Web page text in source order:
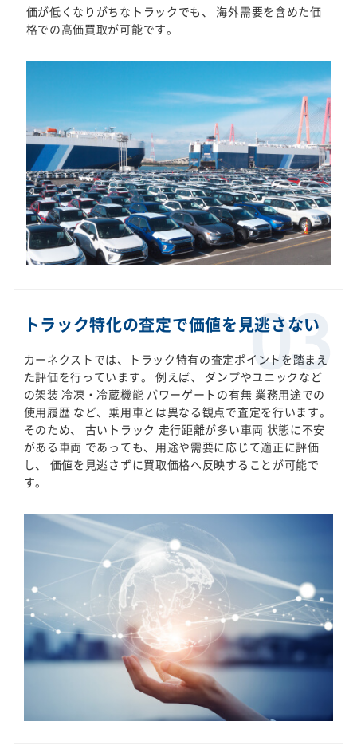
価が低くなりがちなトラックでも、 海外需要を含めた価
格での高価買取が可能です。
トラック特化の査定で価値を見逃さない
カーネクストでは、トラック特有の査定ポイントを踏まえ
た評価を行っています。 例えば、 ダンプやユニックなど
の架装 冷凍・冷蔵機能 パワーゲートの有無 業務用途での
使用履歴 など、乗用車とは異なる観点で査定を行います。
そのため、 古いトラック 走行距離が多い車両 状態に不安
がある車両 であっても、用途や需要に応じて適正に評価
し、 価値を見逃さずに買取価格へ反映することが可能で
す。